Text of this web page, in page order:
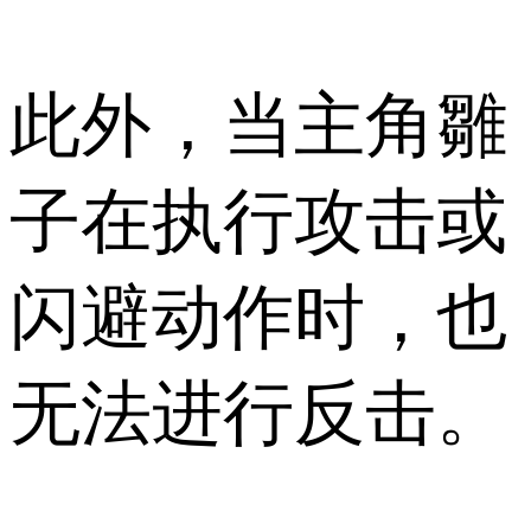
此外，当主角雛
子在执行攻击或
闪避动作时，也
无法进行反击。